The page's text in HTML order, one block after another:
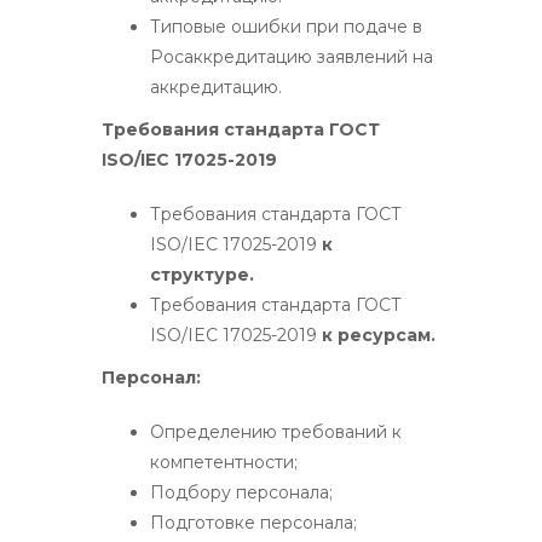
Типовые ошибки при подаче в
Росаккредитацию заявлений на
аккредитацию.
Требования стандарта ГОСТ
ISO/IEC 17025-2019
Требования стандарта ГОСТ
ISO/IEC 17025-2019 к
структуре.
Требования стандарта ГОСТ
ISO/IEC 17025-2019 к ресурсам.
Персонал:
Определению требований к
компетентности;
Подбору персонала;
Подготовке персонала;